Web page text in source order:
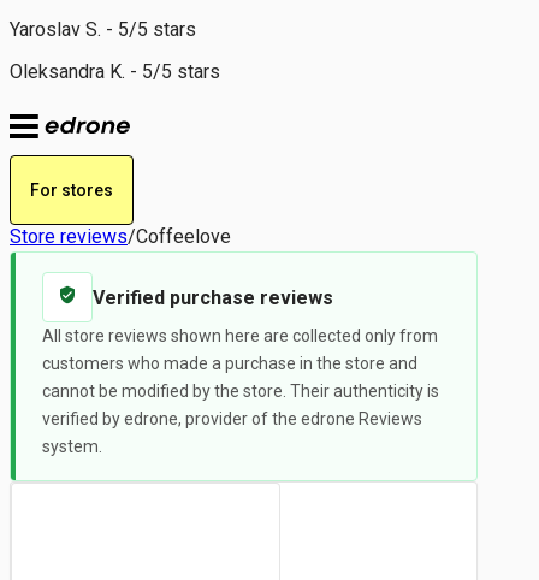
Yaroslav S. - 5/5 stars
Oleksandra K. - 5/5 stars
For stores
Store reviews/Coffeelove
Verified purchase reviews
All store reviews shown here are collected only from
customers who made a purchase in the store and
cannot be modified by the store. Their authenticity is
verified by edrone, provider of the edrone Reviews
system.